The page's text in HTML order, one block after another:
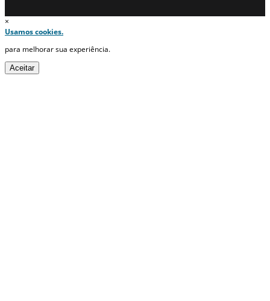
×
Usamos cookies.
para melhorar sua experiência.
Aceitar